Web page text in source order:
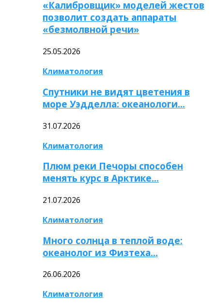
«Калибровщик» моделей жестов
позволит создать аппараты
«безмолвной речи»
25.05.2026
Климатология
Спутники не видят цветения в
море Уэдделла: океанологи…
31.07.2026
Климатология
Плюм реки Печоры способен
менять курс в Арктике…
21.07.2026
Климатология
Много солнца в теплой воде:
океанолог из Физтеха…
26.06.2026
Климатология